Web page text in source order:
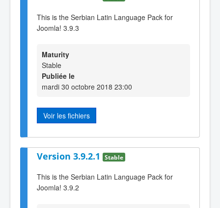
This is the Serbian Latin Language Pack for
Joomla! 3.9.3
Maturity
Stable
Publiée le
mardi 30 octobre 2018 23:00
Voir les fichiers
Version 3.9.2.1 Stable
This is the Serbian Latin Language Pack for
Joomla! 3.9.2